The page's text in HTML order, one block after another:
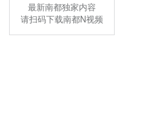
最新南都独家内容
请扫码下载南都N视频